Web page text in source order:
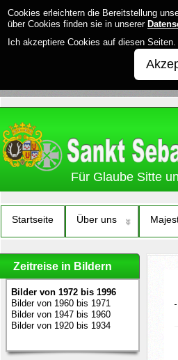
Cookies erleichtern die Bereitstellung
über Cookies finden sie in unserer
Ich akzeptiere Cookies auf diesen Seiten.
Für Glaube Sitte
Startseite Über uns
Zeitreise in Bildern
Bilder von 1972 bis 1996
Bilder von 1960 bis 1971
Bilder von 1947 bis 1960
Bilder von 1920 bis 1934